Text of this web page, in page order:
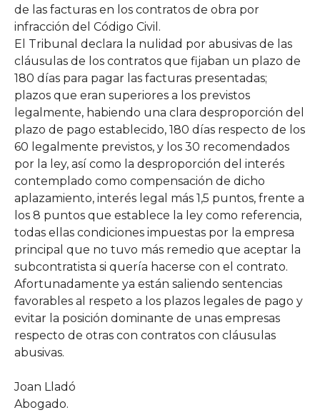
de las facturas en los contratos de obra por
infracción del Código Civil.
El Tribunal declara la nulidad por abusivas de las
cláusulas de los contratos que fijaban un plazo de
180 días para pagar las facturas presentadas;
plazos que eran superiores a los previstos
legalmente, habiendo una clara desproporción del
plazo de pago establecido, 180 días respecto de los
60 legalmente previstos, y los 30 recomendados
por la ley, así como la desproporción del interés
contemplado como compensación de dicho
aplazamiento, interés legal más 1,5 puntos, frente a
los 8 puntos que establece la ley como referencia,
todas ellas condiciones impuestas por la empresa
principal que no tuvo más remedio que aceptar la
subcontratista si quería hacerse con el contrato.
Afortunadamente ya están saliendo sentencias
favorables al respeto a los plazos legales de pago y
evitar la posición dominante de unas empresas
respecto de otras con contratos con cláusulas
abusivas.
Joan Lladó
Abogado.